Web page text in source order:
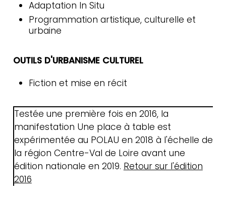
Adaptation In Situ
Programmation artistique, culturelle et
urbaine
OUTILS D'URBANISME CULTUREL
Fiction et mise en récit
Testée une première fois en 2016, la
manifestation Une place à table est
expérimentée au POLAU en 2018 à l'échelle de
la région Centre-Val de Loire avant une
édition nationale en 2019. Retour sur l'édition
2016